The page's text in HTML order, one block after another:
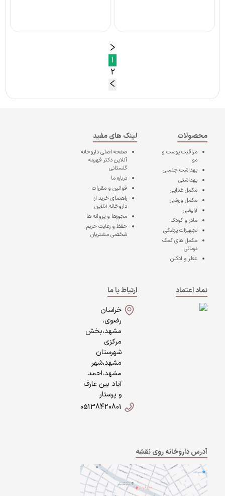
1
2
محصولات
مراقبت پوست و
مو
بهداشت جنسی
بهداشتی
مکمل غذایی
مکمل ورزشی
آرایشی
مادر و کودک
تجهیزات پزشکی
مکمل های کمک
درمانی
عطر و ادکلن
لینک های مفید
صفحه اصلیداروخانه
آنلاین دکتر فهیمه
گلستانی
درباره ما
قوانین و مقررات
راهنمای خرید از
داروخانه آنلاین
مجوزها و پروانه ها
حفظ و رعایت حریم
شخصی مشتریان
نماد اعتماد
ارتباط با ما
خراسان
رضوی،
مشهد،بخش
مرکزی
شهرستان
مشهد،شهر
مشهد،احمد
آباد بین عارف
و پرستار
05138420801
آدرس داروخانه روی نقشه